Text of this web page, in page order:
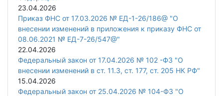
23.04.2026
Приказ ФНС от 17.03.2026 № ЕД-1-26/186@ "О
внесении изменений в приложения к приказу ФНС от
08.06.2021 № ЕД-7-26/547@"
22.04.2026
Федеральный закон от 17.04.2026 № 102 -ФЗ "О
внесении изменений в ст. 11.3, ст. 177, ст. 205 НК РФ"
15.04.2026
Федеральный закон от 25.04.2026 № 104-ФЗ "О